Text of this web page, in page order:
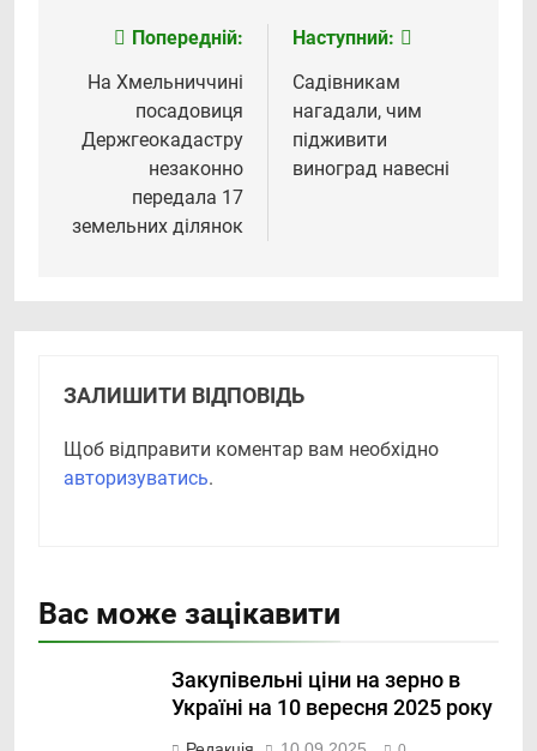
Навігація
записів
Попередній:
На Хмельниччині
посадовиця
Держгеокадастру
незаконно
передала 17
земельних ділянок
Наступний:
Садівникам
нагадали, чим
підживити
виноград навесні
ЗАЛИШИТИ ВІДПОВІДЬ
Щоб відправити коментар вам необхідно
авторизуватись.
Вас може зацікавити
Закупівельні ціни на зерно в
Україні на 10 вересня 2025 року